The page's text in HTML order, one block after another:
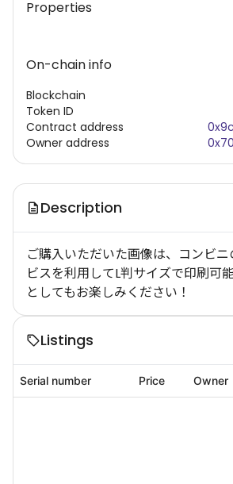
Properties
On-chain info
Blockchain
Token ID
Contract address
Owner address
Description
ご購入いただいた画像は、コンビ
ビスを利用してL判サイズで印刷可
としてもお楽しみください！
Listings
Serial number Price Owner